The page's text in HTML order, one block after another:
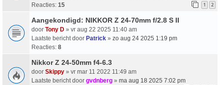
Reacties: 15 1 2
Aangekondigd: NIKKOR Z 24-70mm f/2.8 S II
door Tony D » vr aug 22 2025 11:40 am
Laatste bericht door Patrick » zo aug 24 2025 1:19 pm
Reacties: 8
Nikkor Z 24-50mm f4-6.3
door Skippy » vr mar 11 2022 11:49 am
Laatste bericht door gvdnberg » ma aug 18 2025 7:02 pm